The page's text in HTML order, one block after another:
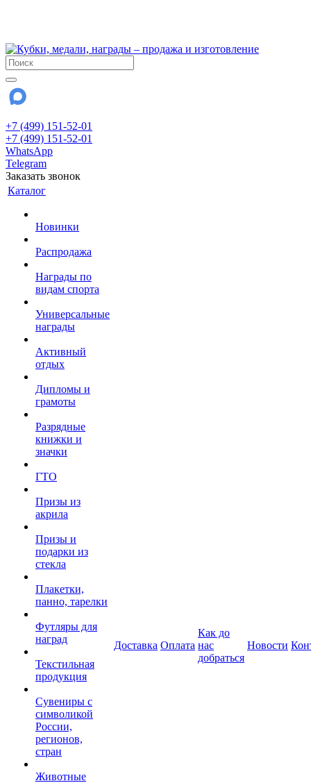
+7 (499) 151-52-01
+7 (499) 151-52-01
WhatsApp
Telegram
Заказать звонок
Каталог
Новинки
Распродажа
Награды по
видам спорта
Универсальные
награды
Активный
отдых
Дипломы и
грамоты
Разрядные
книжки и
значки
ГТО
Призы из
акрила
Призы и
подарки из
стекла
Плакетки,
панно, тарелки
Футляры для
наград
Текстильная
продукция
Сувениры с
символикой
России,
регионов,
стран
Животные
Доставка Оплата
Как до
нас
добраться
Новости